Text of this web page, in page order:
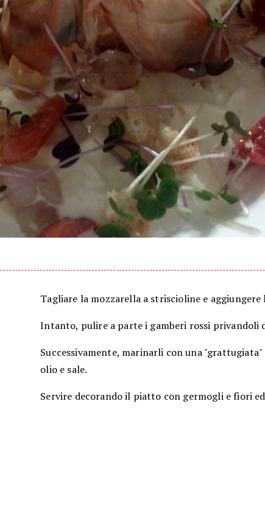
Tagliare la mozzarella a striscioline e aggiungere
Intanto, pulire a parte i gamberi rossi privandoli
Successivamente, marinarli con una
olio e sale.
Servire decorando il piatto con germogli e fiori